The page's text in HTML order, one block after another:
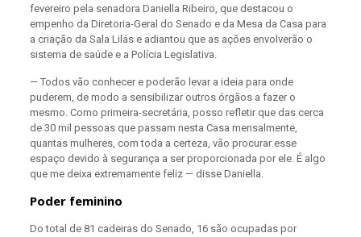
fevereiro pela senadora Daniella Ribeiro, que destacou o
empenho da Diretoria-Geral do Senado e da Mesa da Casa para
a criação da Sala Lilás e adiantou que as ações envolverão o
sistema de saúde e a Polícia Legislativa.
— Todos vão conhecer e poderão levar a ideia para onde
puderem, de modo a sensibilizar outros órgãos a fazer o
mesmo. Como primeira-secretária, posso refletir que das cerca
de 30 mil pessoas que passam nesta Casa mensalmente,
quantas mulheres, com toda a certeza, vão procurar esse
espaço devido à segurança a ser proporcionada por ele. É algo
que me deixa extremamente feliz — disse Daniella.
Poder feminino
Do total de 81 cadeiras do Senado, 16 são ocupadas por